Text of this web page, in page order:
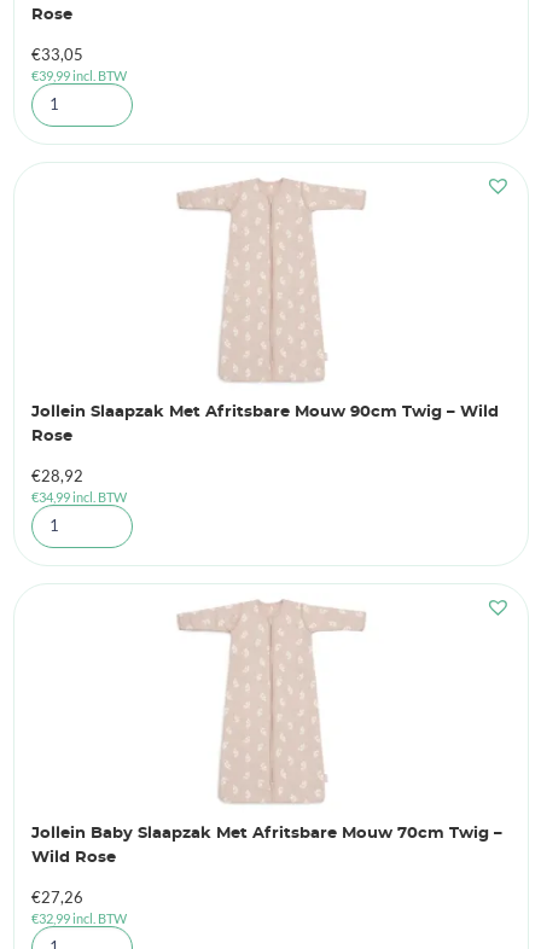
Rose
€33,05
€39,99incl. BTW
Jollein Slaapzak Met Afritsbare Mouw 90cm Twig – Wild
Rose
€28,92
€34,99incl. BTW
Jollein Baby Slaapzak Met Afritsbare Mouw 70cm Twig –
Wild Rose
€27,26
€32,99incl. BTW